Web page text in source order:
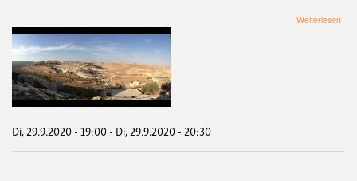
Weiterlesen
Di, 29.9.2020 - 19:00- Di, 29.9.2020 - 20:30